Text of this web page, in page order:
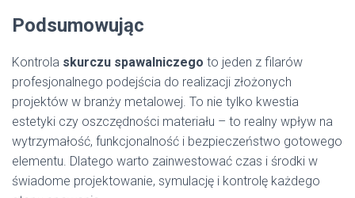
Podsumowując
Kontrola skurczu spawalniczego to jeden z filarów
profesjonalnego podejścia do realizacji złożonych
projektów w branży metalowej. To nie tylko kwestia
estetyki czy oszczędności materiału – to realny wpływ na
wytrzymałość, funkcjonalność i bezpieczeństwo gotowego
elementu. Dlatego warto zainwestować czas i środki w
świadome projektowanie, symulację i kontrolę każdego